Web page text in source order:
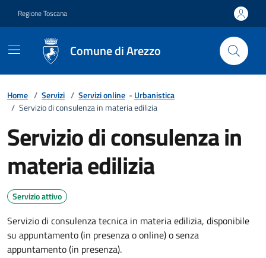
Regione Toscana
Comune di Arezzo
Home / Servizi / Servizi online -Urbanistica
/ Servizio di consulenza in materia edilizia
Servizio di consulenza in
materia edilizia
Servizio attivo
Servizio di consulenza tecnica in materia edilizia, disponibile
su appuntamento (in presenza o online) o senza
appuntamento (in presenza).